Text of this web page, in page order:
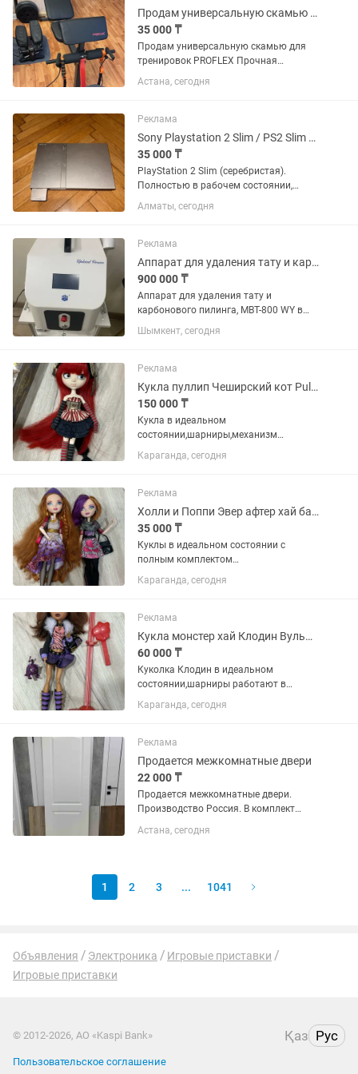
Продам универсальную скамью для тренировок PROFLEX
35 000 ₸
Продам универсальную скамью для
тренировок PROFLEX Прочная
стальная рама выдерживает вес до
300 кг. Сидушка, спинка и платформа
наполнителя, обтянутого прочной и...
Астана, сегодня
Реклама
Sony Playstation 2 Slim / PS2 Slim серебристый
35 000 ₸
PlayStation 2 Slim (серебристая).
Полностью в рабочем состоянии,
диски читаются, всё проверено. В
комплекте: •Консоль PS2 Slim •Два
питания •Оригинальный...
Алматы, сегодня
Реклама
Аппарат для удаления тату и карбонового пилинга MBT-800WY lazer
900 000 ₸
Аппарат для удаления тату и
карбонового пилинга, MBT-800 WY в
идеальном состоянии, в комплекте 3
насадки, пробег 209000 вспышек.
Шымкент, сегодня
Реклама
Кукла пуллип Чеширский кот Pullip steampunk Cheshire Cat
150 000 ₸
Кукла в идеальном
состоянии,шарниры,механизм
открывания закрывания глаз,но
единственное обувь за счет материала
оторвалась(она лежит в
коробке,можно приклеить,и...
Караганда, сегодня
Реклама
Холли и Поппи Эвер афтер хай базовые
35 000 ₸
Куклы в идеальном состоянии с
полным комплектом
аксессуаров,шарниры работают Холли
30 Поппи 35 возможен торг
Караганда, сегодня
Реклама
Кукла монстер хай Клодин Вульф G1
60 000 ₸
Куколка Клодин в идеальном
состоянии,шарниры работают в
комплекте питомец и родная
подставка с расческой (нет колготок и
Караганда, сегодня
Реклама
Продается межкомнатные двери
22 000 ₸
Продается межкомнатные двери.
Производство Россия. В комплект
сторона. Высота 2 метра. Имеется все
Астана, сегодня
1 2 3 ... 1041
Объявления Электроника
Игровые приставки
Игровые приставки
© 2012-2026, АО «Kaspi Bank» Қаз Рус
Пользовательское соглашение